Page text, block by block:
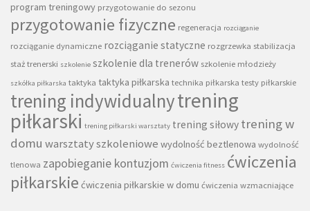
program treningowy przygotowanie do sezonu
przygotowanie fizyczne regeneracja rozciąganie
rozciąganie dynamiczne rozciąganie statyczne rozgrzewka stabilizacja
staż trenerski szkolenie szkolenie dla trenerów szkolenie młodzieży
szkółka piłkarska taktyka taktyka piłkarska technika piłkarska testy piłkarskie
trening indywidualnytrening
piłkarski trening piłkarski warsztaty trening siłowy trening w
domu warsztaty szkoleniowe wydolność beztlenowa wydolność
tlenowa zapobieganie kontuzjom ćwiczenia fitness ćwiczenia
piłkarskie ćwiczenia piłkarskie w domu ćwiczenia wzmacniające